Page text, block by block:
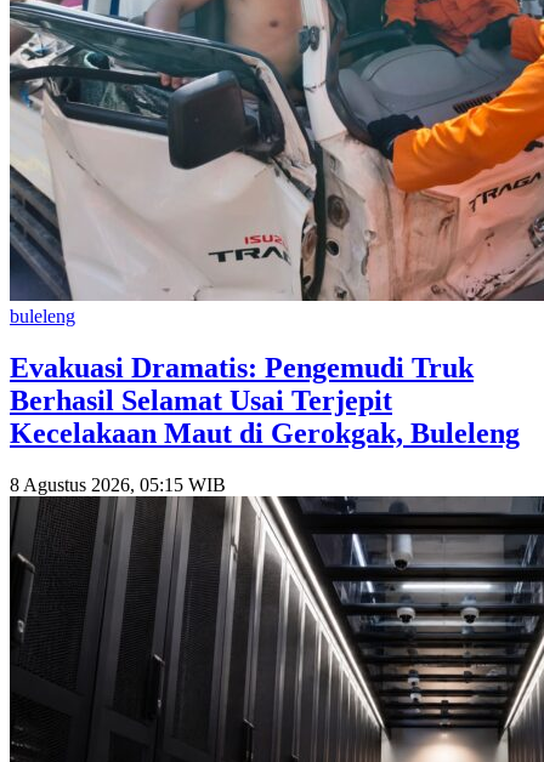
buleleng
Evakuasi Dramatis: Pengemudi Truk
Berhasil Selamat Usai Terjepit
Kecelakaan Maut di Gerokgak, Buleleng
8 Agustus 2026, 05:15 WIB